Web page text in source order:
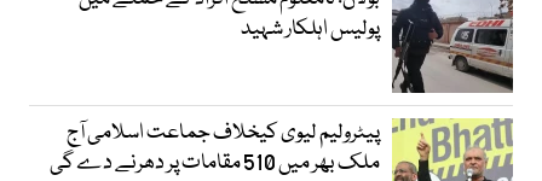
پولیس اہلکار شہید
پیٹرولیم لیوی کیخلاف جماعت اسلامی آج
ملک بھر میں 510 مقامات پر دھرنے دے گی